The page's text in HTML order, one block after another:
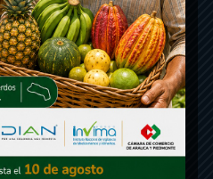
57- 6078851946
3374